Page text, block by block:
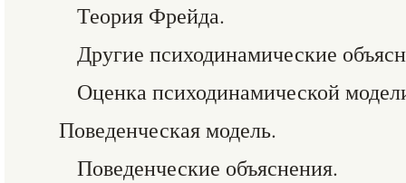
Теория Фрейда.
Другие психодинамические
Оценка психодинамической
Поведенческая модель.
Поведенческие объяснения.